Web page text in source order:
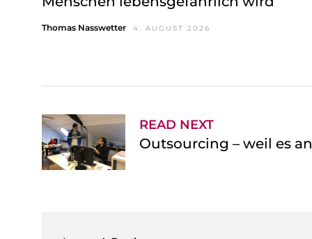
Thomas Nasswetter 4. AUGUST 2026
READ NEXT
Outsourcing – weil es